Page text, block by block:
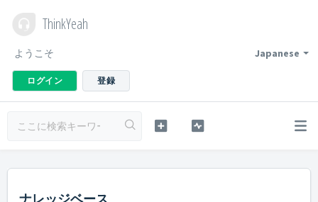
ThinkYeah
Japanese
ようこそ
ログイン 登録
ナレッジベース